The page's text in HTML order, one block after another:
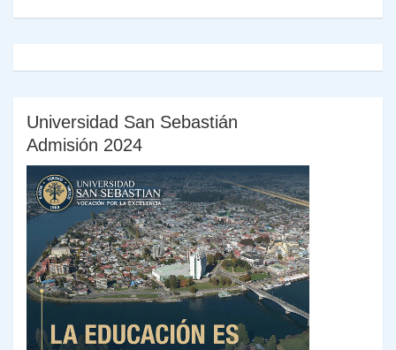
Universidad San Sebastián
Admisión 2024